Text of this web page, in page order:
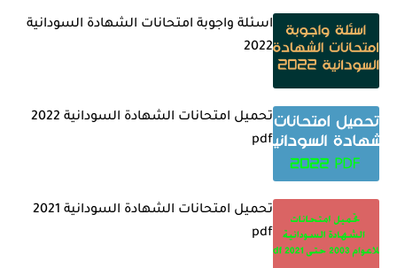
اسئلة واجوبة امتحانات الشهادة السودانية
2022
تحميل امتحانات الشهادة السودانية 2022
pdf
تحميل امتحانات الشهادة السودانية 2021
pdf